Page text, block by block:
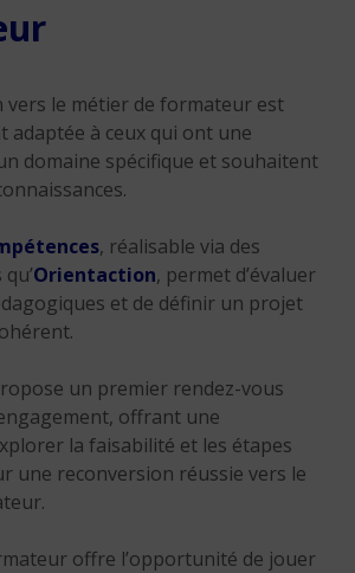
vers le métier de formateur est
adaptée à ceux qui ont une
domaine spécifique et souhaitent
, réalisable via des
Orientaction, permet d’évaluer
et de définir un projet
un premier rendez-vous
offrant une
la faisabilité et les étapes
une reconversion réussie vers le
offre l’opportunité de jouer